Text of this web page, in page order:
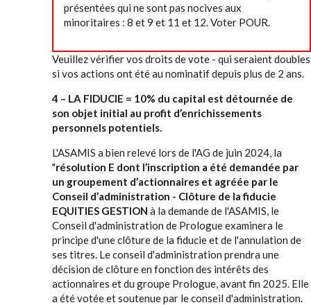
présentées qui ne sont pas nocives aux
minoritaires : 8 et 9 et 11 et 12. Voter POUR.
Veuillez vérifier vos droits de vote - qui seraient doubles
si vos actions ont été au nominatif depuis plus de 2 ans.
4 – LA FIDUCIE = 10% du capital est détournée de
son objet initial au profit d’enrichissements
personnels potentiels.
L'ASAMIS a bien relevé lors de l'AG de juin 2024, la
"résolution E dont l’inscription a été demandée par
un groupement d’actionnaires et agréée par le
Conseil d’administration - Clôture de la fiducie
EQUITIES GESTION à la demande de l'ASAMIS, le
Conseil d'administration de Prologue examinera le
principe d'une clôture de la fiducie et de l'annulation de
ses titres. Le conseil d'administration prendra une
décision de clôture en fonction des intérêts des
actionnaires et du groupe Prologue, avant fin 2025. Elle
a été votée et soutenue par le conseil d'administration.